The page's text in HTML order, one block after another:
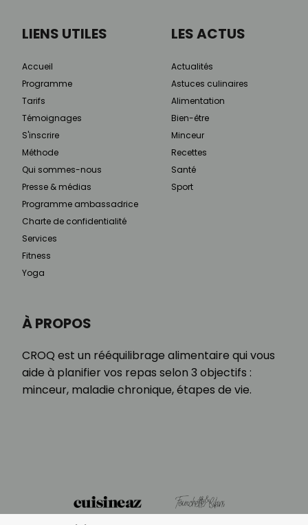
À PROPOS
CROQ est un rééquilibrage alimentaire qui vous
aide à planifier vos repas selon 3 objectifs :
minceur, maladie chronique, étapes de vie.
LIENS UTILES
Accueil
Programme
Tarifs
Témoignages
S'inscrire
Méthode
Qui sommes-nous
Presse & médias
Programme ambassadrice
Charte de confidentialité
Services
Fitness
Yoga
LES ACTUS
Actualités
Astuces culinaires
Alimentation
Bien-être
Minceur
Recettes
Santé
Sport